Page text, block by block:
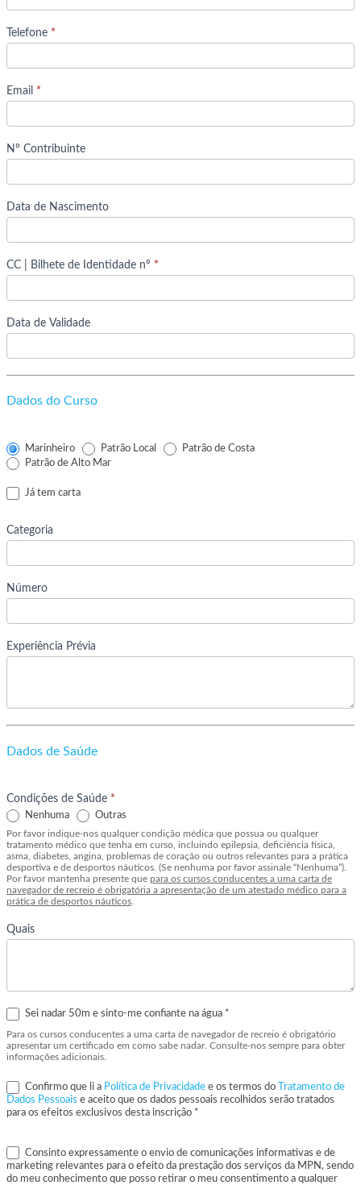
Telefone *
Email *
Nº Contribuinte
Data de Nascimento
CC | Bilhete de Identidade nº *
Data de Validade
Dados do Curso
Marinheiro Patrão Local
Patrão de Costa
Patrão de Alto Mar
Já tem carta
Categoria
Número
Experiência Prévia
Dados de Saúde
Condições de Saúde *
Nenhuma Outras
Por favor indique-nos qualquer condição médica que possua ou qualquer
tratamento médico que tenha em curso, incluindo epilepsia, deficiência física,
asma, diabetes, angina, problemas de coração ou outros relevantes para a prática
desportiva e de desportos náuticos. (Se nenhuma por favor assinale “Nenhuma”).
Por favor mantenha presente que para os cursos conducentes a uma carta de
navegador de recreio é obrigatória a apresentação de um atestado médico para a
prática de desportos náuticos
Quais
Sei nadar 50m e sinto-me confiante na água *
Para os cursos conducentes a uma carta de navegador de recreio é obrigatório
apresentar um certificado em como sabe nadar. Consulte-nos sempre para obter
informações adicionais.
Confirmo que li a Política de Privacidade e os termos do
Tratamento de
Dados Pessoais e aceito que os dados pessoais recolhidos serão tratados
para os efeitos exclusivos desta inscrição *
Consinto expressamente o envio de comunicações informativas e de
marketing relevantes para o efeito da prestação dos serviços da MPN, sendo
do meu conhecimento que posso retirar o meu consentimento a qualquer